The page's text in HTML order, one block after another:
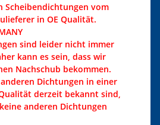
Scheibendichtungen vom
in OE Qualität.
sind leider nicht immer
kann es sein, dass wir
Nachschub bekommen.
Dichtungen in einer
derzeit bekannt sind,
anderen Dichtungen